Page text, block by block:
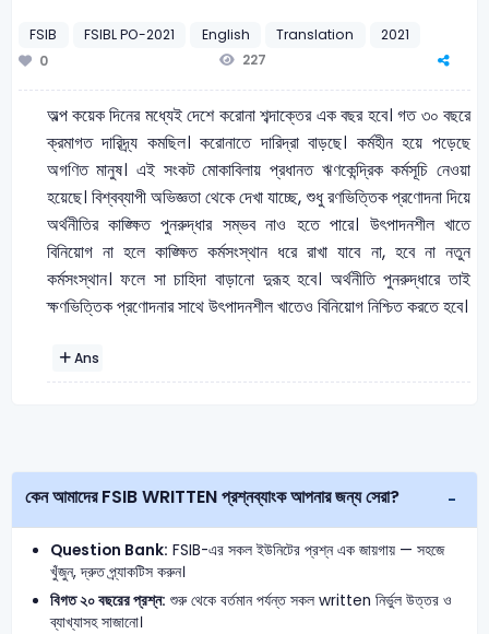
FSIB FSIBL PO-2021 English Translation
2021
0
227
অল্প কয়েক দিনের মধ্যেই দেশে করোনা শব্দাক্তের এক বছর হবে। গত ৩০ বছরে
ক্রমাগত দারিদ্র্য কমছিল। করোনাতে দারিদ্রা বাড়ছে। কর্মহীন হয়ে পড়েছে
অগণিত মানুষ। এই সংকট মোকাবিলায় প্রধানত ঋণকেন্দ্রিক কর্মসূচি নেওয়া
হয়েছে। বিশ্বব্যাপী অভিজ্ঞতা থেকে দেখা যাচ্ছে, শুধু রণভিত্তিক প্রণোদনা দিয়ে
অর্থনীতির কাঙ্ক্ষিত পুনরুদ্ধার সম্ভব নাও হতে পারে। উৎপাদনশীল খাতে
বিনিয়োগ না হলে কাঙ্ক্ষিত কর্মসংস্থান ধরে রাখা যাবে না, হবে না নতুন
কর্মসংস্থান। ফলে সা চাহিদা বাড়ানো দুরূহ হবে। অর্থনীতি পুনরুদ্ধারে তাই
ক্ষণভিত্তিক প্রণোদনার সাথে উৎপাদনশীল খাতেও বিনিয়োগ নিশ্চিত করতে হবে।
Ans
কেন আমাদের FSIB WRITTEN প্রশ্নব্যাংক আপনার জন্য সেরা?
Question Bank: FSIB-এর সকল ইউনিটের প্রশ্ন এক জায়গায় — সহজে
খুঁজুন, দ্রুত প্র্যাকটিস করুন।
বিগত ২০ বছরের প্রশ্ন: শুরু থেকে বর্তমান পর্যন্ত সকল written নির্ভুল উত্তর ও
ব্যাখ্যাসহ সাজানো।